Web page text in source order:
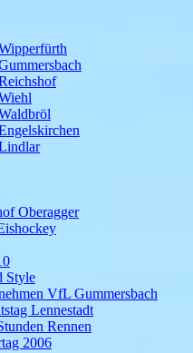
Oberagger
Style
VfL Gummersbach
Lennestadt
Rennen
2006